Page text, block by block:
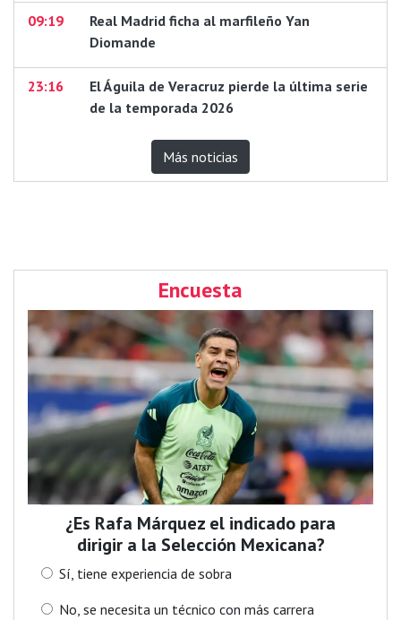
09:19
Real Madrid ficha al marfileño Yan
Diomande
23:16
El Águila de Veracruz pierde la última serie
de la temporada 2026
Más noticias
Encuesta
¿Es Rafa Márquez el indicado para
dirigir a la Selección Mexicana?
Sí, tiene experiencia de sobra
No, se necesita un técnico con más carrera